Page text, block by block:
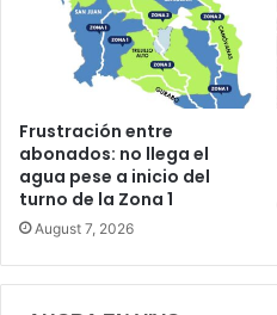
Frustración entre
abonados: no llega el
agua pese a inicio del
turno de la Zona 1
August 7, 2026